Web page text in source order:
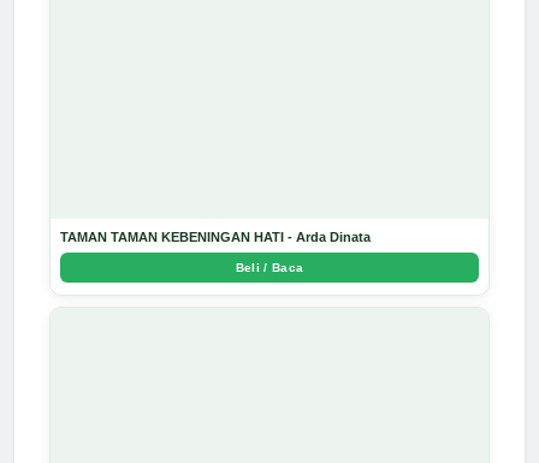
TAMAN TAMAN KEBENINGAN HATI - Arda Dinata
Beli / Baca